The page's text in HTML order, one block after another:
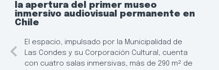
la apertura del primer museo
inmersivo audiovisual permanente en
Chile
El espacio, impulsado por la Municipalidad de
Las Condes y su Corporación Cultural, cuenta
con cuatro salas inmersivas, más de 290 m² de